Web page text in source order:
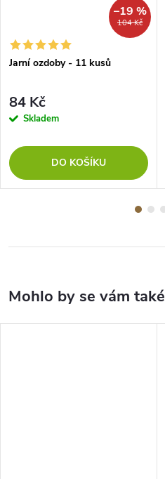
104 Kč
–19 %
Jarní ozdoby - 11 kusů
84 Kč
Skladem
DO KOŠÍKU